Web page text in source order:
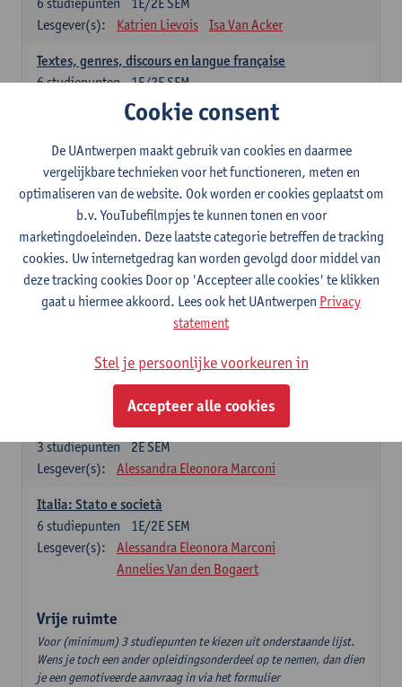
Lesgever(s):
Katrien Lievois Isa Van Acker
Textes, genres, discours en langue française
1E/2E SEM
6studiepunten
Kris Peeters
Italiaans: verplichte opleidingsonderdelen
Italiano: Grammatica e pratica 1
1E SEM
studiepunten
Lesgever(s):
Annelies Van den Bogaert
Italiano: Grammatica e pratica 2
2E SEM
3studiepunten
Lesgever(s):
Annelies Van den Bogaert
1E SEM
studiepunten
Alessandra Eleonora Marconi
Italiano: Comunicazione e comprensione 2
2E SEM
3studiepunten
Lesgever(s):
Alessandra Eleonora Marconi
Italia: Stato e società
1E/2E SEM
6 studiepunten
Lesgever(s):
Alessandra Eleonora Marconi
Annelies Van den Bogaert
Vrije ruimte
Voor (minimum) 3 studiepunten te kiezen uit onderstaande lijst.
Wens je toch een ander opleidingsonderdeel op te nemen, dan dien
je een gemotiveerde aanvraag in via het formulier
Cookie consent
De UAntwerpen maakt gebruik van cookies en daarmee
vergelijkbare technieken voor het functioneren, meten en
optimaliseren van de website. Ook worden er cookies geplaatst om
b.v. YouTubefilmpjes te kunnen tonen en voor
marketingdoeleinden. Deze laatste categorie betreffen de tracking
cookies. Uw internetgedrag kan worden gevolgd door middel van
deze tracking cookies Door op 'Accepteer alle cookies' te klikken
gaat u hiermee akkoord. Lees ook het UAntwerpen Privacy
statement
Stel je persoonlijke voorkeuren in
Accepteer alle cookies